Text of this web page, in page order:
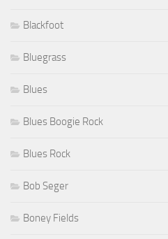
Blackfoot
Bluegrass
Blues
Blues Boogie Rock
Blues Rock
Bob Seger
Boney Fields